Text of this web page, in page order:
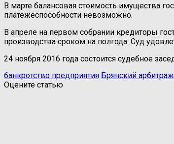
В марте балансовая стоимость имущества
платежеспособности невозможно.
В апреле на первом собрании кредиторы
производства сроком на полгода. Суд
24 ноября 2016 года состоится судебное
банкротство предприятия Брянский
Оцените статью